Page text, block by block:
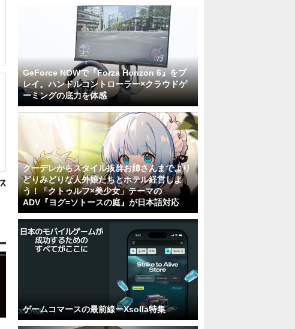
GeForce NOWで『Forza Horizon 6』をプ
レイ。ハンドルコントローラー×クラウドゲ
ーミングの底力を体感
クーデレからスタイル抜群お姉さんまでより
どりみどりな人外娘たちとホテル経営しよ
う！「クトゥルフ×美少女」テーマの
ADV『ヨグ=ソトースの庭』が日本語対応
ゲームコマースの最前線ーXsolla特集